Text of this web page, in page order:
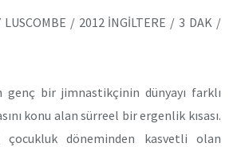
LUSCOMBE / 2012 İNGİLTERE / 3 DAK /
genç bir jimnastikçinin dünyayı farklı
konu alan sürreel bir ergenlik kısası.
çocukluk döneminden kasvetli olan